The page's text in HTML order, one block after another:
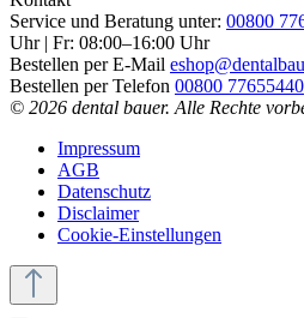
Service und Beratung unter: 00800
Uhr | Fr: 08:00–16:00 Uhr
Bestellen per E-Mail
Bestellen per Telefon 00800 77655440
© 2026 dental bauer. Alle Rechte
Impressum
AGB
Datenschutz
Disclaimer
Cookie-Einstellungen